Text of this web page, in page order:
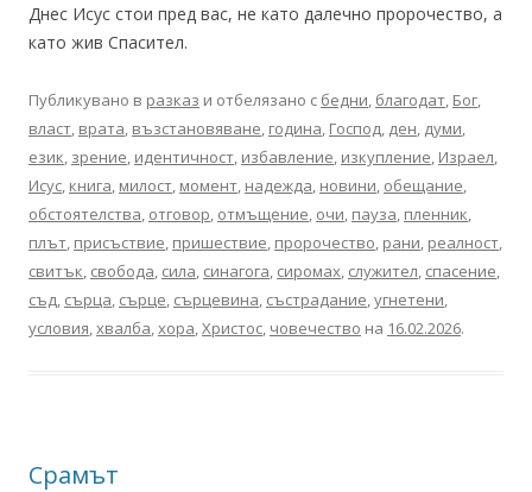
Днес Исус стои пред вас, не като далечно пророчество, а
като жив Спасител.
Публикувано в разказ и отбелязано с бедни, благодат, Бог,
власт, врата, възстановяване, година, Господ, ден, думи,
език, зрение, идентичност, избавление, изкупление, Израел,
Исус, книга, милост, момент, надежда, новини, обещание,
обстоятелства, отговор, отмъщение, очи, пауза, пленник,
плът, присъствие, пришествие, пророчество, рани, реалност,
свитък, свобода, сила, синагога, сиромах, служител, спасение,
съд, сърца, сърце, сърцевина, състрадание,угнетени,
условия,хвалба,хора,Христос, човечество на 16.02.2026.
Срамът